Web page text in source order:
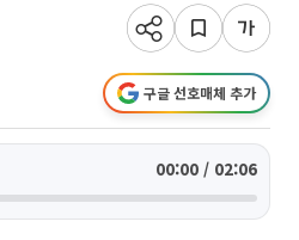
구글 선호매체 추가
00:00 / 02:06